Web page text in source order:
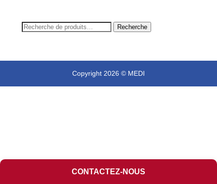
Recherche
Recherche
Copyright 2026 © MEDI
CONTACTEZ-NOUS